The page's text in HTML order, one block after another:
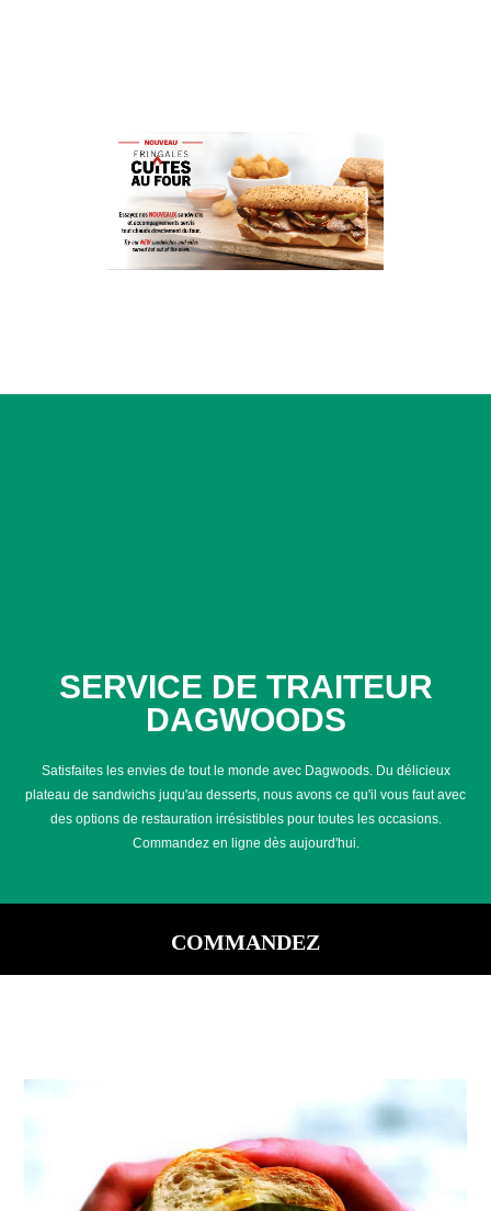
SERVICE DE TRAITEUR
DAGWOODS
Satisfaites les envies de tout le monde avec Dagwoods. Du délicieux
plateau de sandwichs juqu'au desserts, nous avons ce qu'il vous faut avec
des options de restauration irrésistibles pour toutes les occasions.
Commandez en ligne dès aujourd'hui.
COMMANDEZ